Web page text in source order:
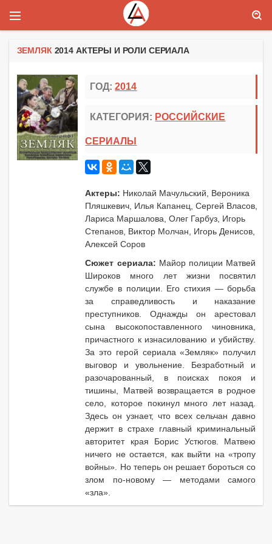
ЗЕМЛЯК2014 АКТЕРЫ И РОЛИ СЕРИАЛА
ГОД:2014
КАТЕГОРИЯ: РОССИЙСКИЕ
СЕРИАЛЫ
Актеры: Николай Мачульский, Вероника
Пляшкевич, Илья Капанец, Сергей Власов,
Лариса Маршалова, Олег Гарбуз, Игорь
Степанов, Виктор Молчан, Игорь Денисов,
Алексей Соров
Сюжет сериала: Майор полиции Матвей
Широков много лет жизни посвятил
службе в полиции. Его стихия — борьба
за справедливость и наказание
преступников. Однажды он арестовал
сына высокопоставленного чиновника,
причастного к изнасилованию и убийству.
За это герой сериала «Земляк» получил
выговор и увольнение. Безработный и
разочарованный, в поисках покоя и
тишины, Матвей возвращается в родное
село, которое покинул много лет назад.
Здесь он узнает, что всех сельчан давно
держит в страхе главный криминальный
авторитет края Борис Устюгов. Матвею
ничего не остается, как выйти на «тропу
войны». Но теперь он решает бороться со
злом по-новому — методами самого
«зла».